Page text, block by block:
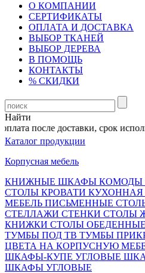
О КОМПАНИИ
СЕРТИФИКАТЫ
ОПЛАТА И ДОСТАВКА
ВЫБОР ТКАНЕЙ
ВЫБОР ДЕРЕВА
В ПОМОЩЬ
КОНТАКТЫ
% СКИДКИ
Найти
доставки, срок исполнения
Каталог продукции
Корпусная мебель
КНИЖНЫЕ ШКАФЫ КОМОДЫ
СТОЛЫ КРОВАТИ КУХОННАЯ
МЕБЕЛЬ ПИСЬМЕННЫЕ
СТЕЛЛАЖИ СТЕНКИ СТОЛЫ
КНИЖКИ СТОЛЫ ОБЕДЕННЫЕ
ТУМБЫ ПОД ТВ ТУМБЫ
ЦВЕТА НА КОРПУСНУЮ
ШКАФЫ-КУПЕ УГЛОВЫЕ
ШКАФЫ УГЛОВЫЕ